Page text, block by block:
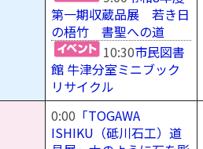
第一期収蔵品展 若き日
の梧竹 書聖への道
10:30市民図書
館 牛津分室ミニブック
リサイクル
0:00 「TOGAWA
ISHIKU（砥川石工）道